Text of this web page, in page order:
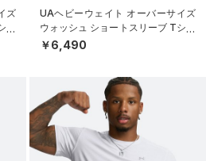
ズ
UAヘビーウェイト オーバーサイズ
ウォッシュ ショートスリーブ Tシャ
ツ（ライフスタイル/MEN）
￥6,490